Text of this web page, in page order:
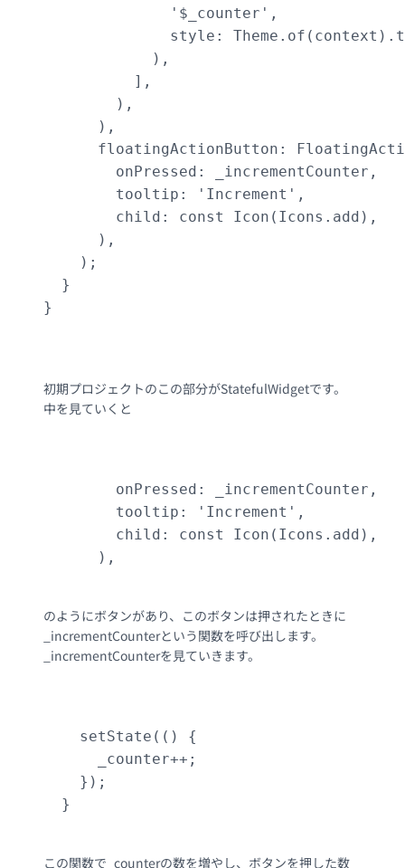
              '$_counter',
style:
            ),
          ],
        ),
      ),
floatingActionButton:
        onPressed: _incrementCounter,
        tooltip: 'Increment',
        child: const Icon(Icons.add),
      ),
    );
  }
}
初期プロジェクトのこの部分がStatefulWidgetです。
中を見ていくと
        onPressed: _incrementCounter,
        tooltip: 'Increment',
        child: const Icon(Icons.add),
      ),
のようにボタンがあり、このボタンは押されたときに
_incrementCounterという関数を呼び出します。
_incrementCounterを見ていきます。
    setState(() {
      _counter++;
    });
  }
この関数で_counterの数を増やし、ボタンを押した数